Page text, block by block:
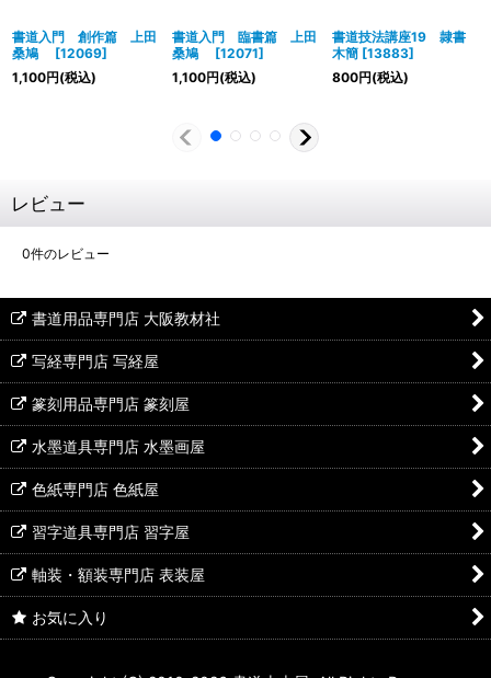
書道入門 創作篇 上田
桑鳩
[12069]
1,100円(税込)
書道入門 臨書篇 上田
桑鳩
[12071]
1,100円(税込)
書道技法講座19 隷書
木簡 [13883]
800円(税込)
レビュー
0件のレビュー
書道用品専門店 大阪教材社
写経専門店 写経屋
篆刻用品専門店 篆刻屋
水墨道具専門店 水墨画屋
色紙専門店 色紙屋
習字道具専門店 習字屋
軸装・額装専門店 表装屋
お気に入り